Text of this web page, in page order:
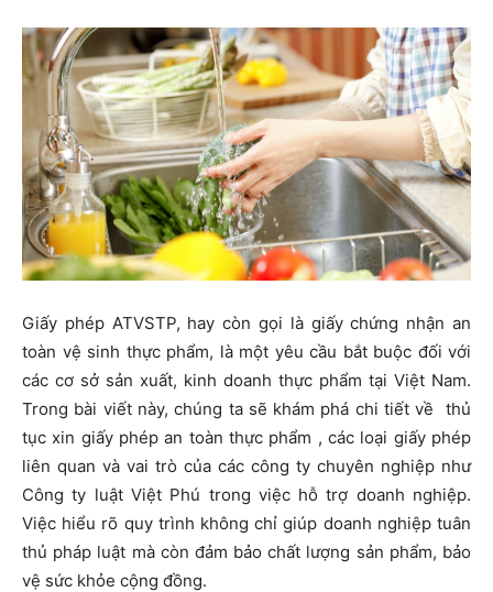
Giấy phép ATVSTP, hay còn gọi là giấy chứng nhận an
toàn vệ sinh thực phẩm, là một yêu cầu bắt buộc đối với
các cơ sở sản xuất, kinh doanh thực phẩm tại Việt Nam.
Trong bài viết này, chúng ta sẽ khám phá chi tiết về
thủ
tục xin giấy phép an toàn thực phẩm , các loại giấy phép
liên quan và vai trò của các công ty chuyên nghiệp như
Công ty luật Việt Phú trong việc hỗ trợ doanh nghiệp.
Việc hiểu rõ quy trình không chỉ giúp doanh nghiệp tuân
thủ pháp luật mà còn đảm bảo chất lượng sản phẩm, bảo
vệ sức khỏe cộng đồng.